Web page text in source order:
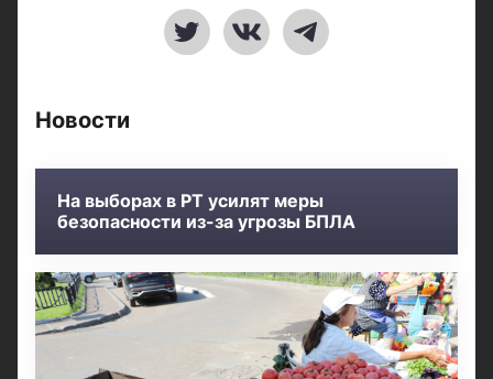
Новости
На выборах в РТ усилят меры
безопасности из-за угрозы БПЛА